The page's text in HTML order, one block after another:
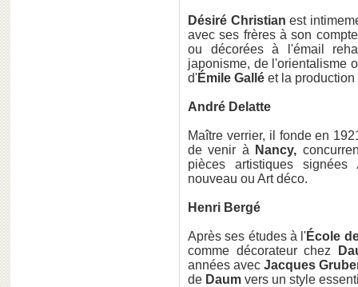
Désiré Christianest
avec ses frères à son
ou décorées à l'émail
japonisme, de l'orientalisme
d'Émile Gallé et la
André Delatte
Maître verrier, il fonde en
de venir à
Nancy,
pièces artistiques signées
nouveau ou Art déco.
Henri Bergé
Après ses études à l'École
comme décorateur chez
années avecJacques
de Daum vers un style